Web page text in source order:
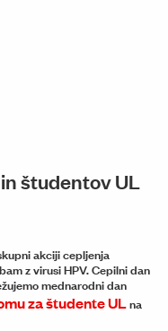
študentov UL
akciji cepljenja
z virusi HPV. Cepilni dan
mednarodni dan
za študente ULna